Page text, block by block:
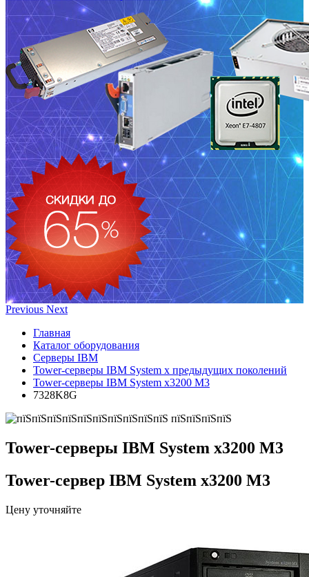
Previous Next
Главная
Каталог оборудования
Серверы IBM
Tower-серверы IBM System x предыдущих поколений
Tower-серверы IBM System x3200 M3
7328K8G
Tower-серверы IBM System x3200 M3
Tower-сервер IBM System x3200 M3
Цену уточняйте